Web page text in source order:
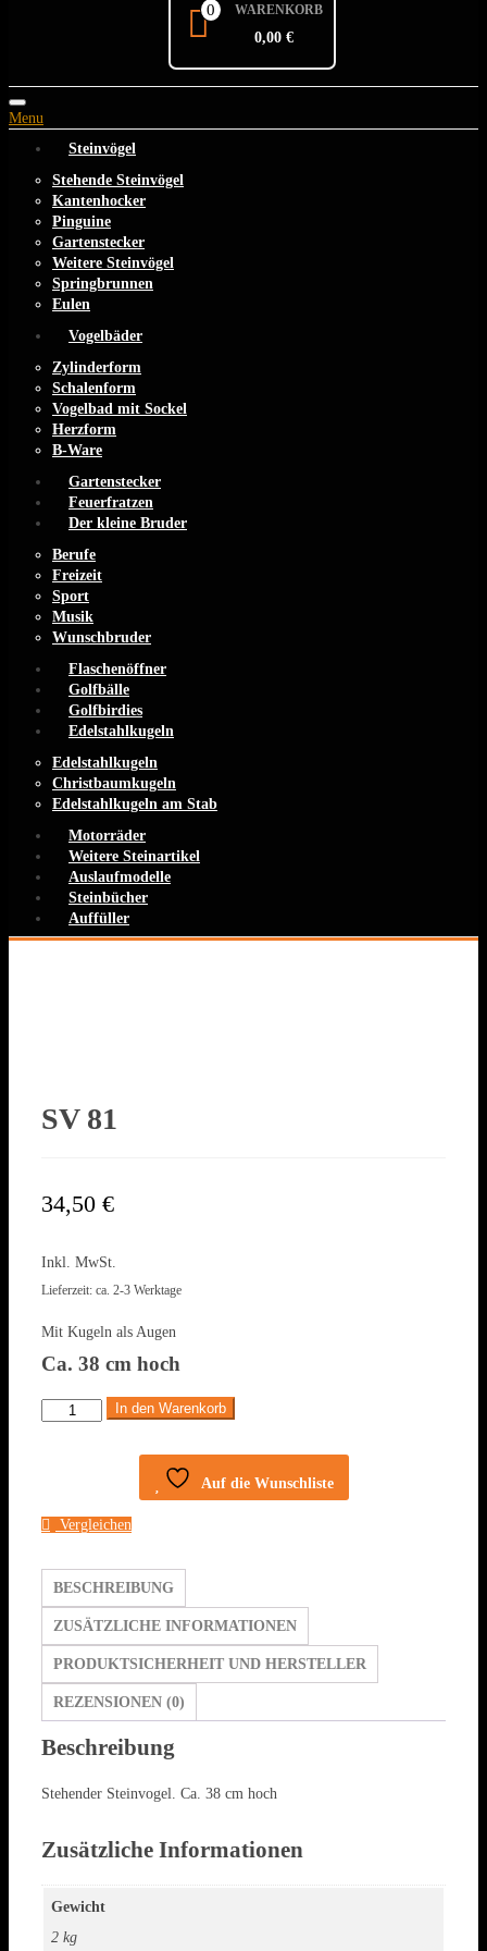
0 WARENKORB
0,00 €
Toggle
navigation
Menu
Steinvögel
Stehende Steinvögel
Kantenhocker
Pinguine
Gartenstecker
Weitere Steinvögel
Springbrunnen
Eulen
Vogelbäder
Zylinderform
Schalenform
Vogelbad mit Sockel
Herzform
B-Ware
Gartenstecker
Feuerfratzen
Der kleine Bruder
Berufe
Freizeit
Sport
Musik
Wunschbruder
Flaschenöffner
Golfbälle
Golfbirdies
Edelstahlkugeln
Edelstahlkugeln
Christbaumkugeln
Edelstahlkugeln am Stab
Motorräder
Weitere Steinartikel
Auslaufmodelle
Steinbücher
Auffüller
SV 81
34,50 €
Inkl. MwSt.
Lieferzeit: ca. 2-3 Werktage
Mit Kugeln als Augen
Ca. 38 cm hoch
In den Warenkorb
Auf die Wunschliste
Vergleichen
BESCHREIBUNG
ZUSÄTZLICHE INFORMATIONEN
PRODUKTSICHERHEIT UND HERSTELLER
REZENSIONEN (0)
Beschreibung
Stehender Steinvogel. Ca. 38 cm hoch
Zusätzliche Informationen
Gewicht
2 kg